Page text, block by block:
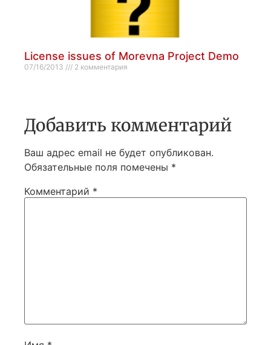
License issues of Morevna Project Demo
07/16/2013 2 комментария
Добавить комментарий
Ваш адрес email не будет опубликован.
Обязательные поля помечены *
Комментарий *